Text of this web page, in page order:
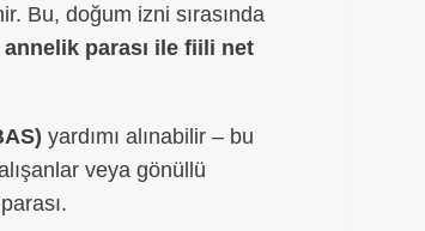
Bu, doğum izni sırasında
annelik parası ile fiili net
yardımı alınabilir – bu
veya gönüllü